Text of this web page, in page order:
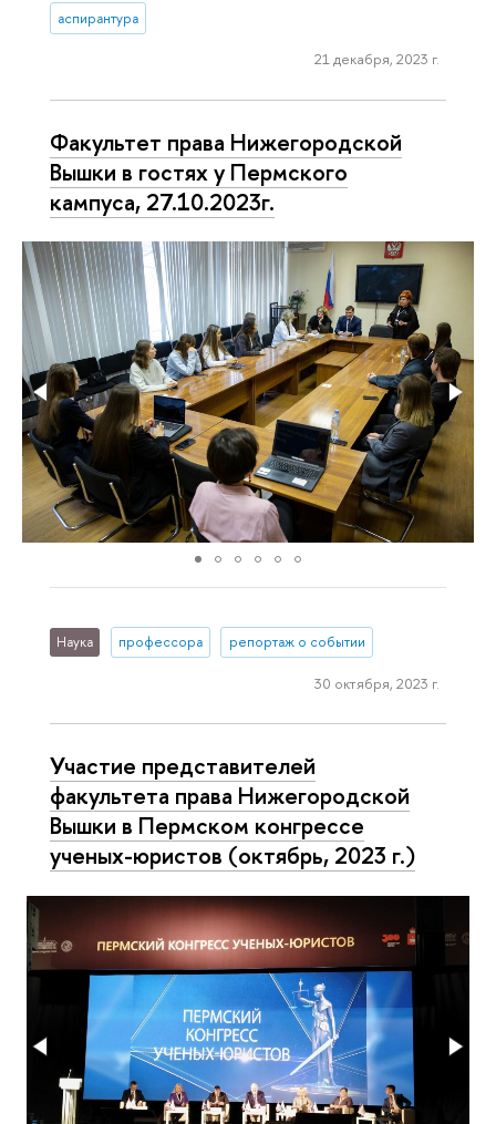
аспирантура
21 декабря, 2023 г.
Факультет права Нижегородской
Вышки в гостях у Пермского
кампуса, 27.10.2023г.
Наука профессора репортаж о событии
30 октября, 2023 г.
Участие представителей
факультета права Нижегородской
Вышки в Пермском конгрессе
ученых-юристов (октябрь, 2023 г.)